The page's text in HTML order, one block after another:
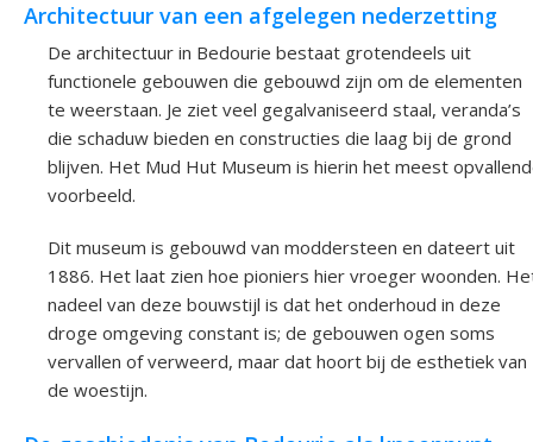
Architectuur van een afgelegen nederzetting
De architectuur in Bedourie bestaat grotendeels uit
functionele gebouwen die gebouwd zijn om de elementen
te weerstaan. Je ziet veel gegalvaniseerd staal, veranda’s
die schaduw bieden en constructies die laag bij de grond
blijven. Het Mud Hut Museum is hierin het meest
voorbeeld.
Dit museum is gebouwd van moddersteen en dateert uit
1886. Het laat zien hoe pioniers hier vroeger woonden.
nadeel van deze bouwstijl is dat het onderhoud in deze
droge omgeving constant is; de gebouwen ogen soms
vervallen of verweerd, maar dat hoort bij de esthetiek van
de woestijn.